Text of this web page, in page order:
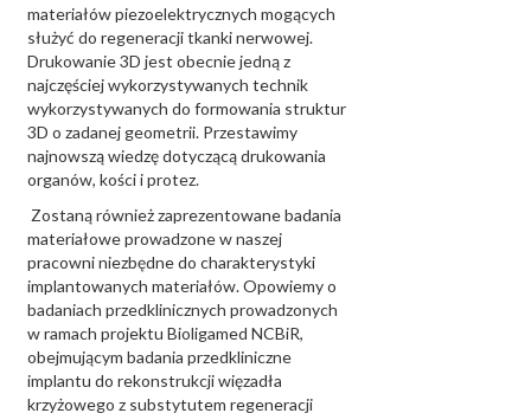
materiałów piezoelektrycznych mogących
służyć do regeneracji tkanki nerwowej.
Drukowanie 3D jest obecnie jedną z
najczęściej wykorzystywanych technik
wykorzystywanych do formowania struktur
3D o zadanej geometrii. Przestawimy
najnowszą wiedzę dotyczącą drukowania
organów, kości i protez.
Zostaną również zaprezentowane badania
materiałowe prowadzone w naszej
pracowni niezbędne do charakterystyki
implantowanych materiałów. Opowiemy o
badaniach przedklinicznych prowadzonych
w ramach projektu Bioligamed NCBiR,
obejmującym badania przedkliniczne
implantu do rekonstrukcji więzadła
krzyżowego z substytutem regeneracji